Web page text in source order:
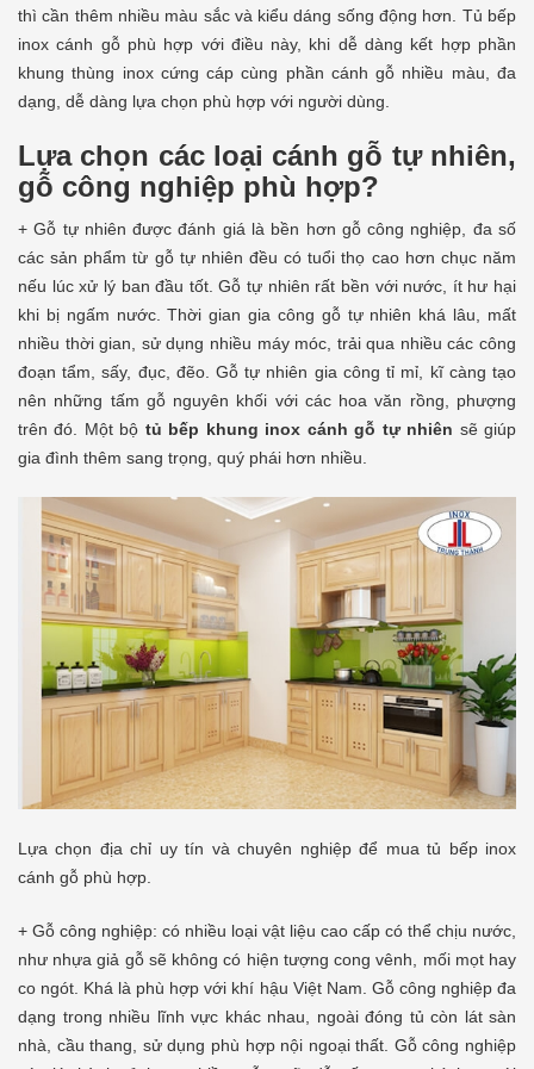
thì cần thêm nhiều màu sắc và kiểu dáng sống động hơn. Tủ bếp
inox cánh gỗ phù hợp với điều này, khi dễ dàng kết hợp phần
khung thùng inox cứng cáp cùng phần cánh gỗ nhiều màu, đa
dạng, dễ dàng lựa chọn phù hợp với người dùng.
Lựa chọn các loại cánh gỗ tự nhiên,
gỗ công nghiệp phù hợp?
+ Gỗ tự nhiên được đánh giá là bền hơn gỗ công nghiệp, đa số
các sản phẩm từ gỗ tự nhiên đều có tuổi thọ cao hơn chục năm
nếu lúc xử lý ban đầu tốt. Gỗ tự nhiên rất bền với nước, ít hư hại
khi bị ngấm nước. Thời gian gia công gỗ tự nhiên khá lâu, mất
nhiều thời gian, sử dụng nhiều máy móc, trải qua nhiều các công
đoạn tẩm, sấy, đục, đẽo. Gỗ tự nhiên gia công tỉ mỉ, kĩ càng tạo
nên những tấm gỗ nguyên khối với các hoa văn rồng, phượng
trên đó. Một bộ tủ bếp khung inox cánh gỗ tự nhiên sẽ giúp
gia đình thêm sang trọng, quý phái hơn nhiều.
Lựa chọn địa chỉ uy tín và chuyên nghiệp để mua tủ bếp inox
cánh gỗ phù hợp.
+ Gỗ công nghiệp: có nhiều loại vật liệu cao cấp có thể chịu nước,
như nhựa giả gỗ sẽ không có hiện tượng cong vênh, mối mọt hay
co ngót. Khá là phù hợp với khí hậu Việt Nam. Gỗ công nghiệp đa
dạng trong nhiều lĩnh vực khác nhau, ngoài đóng tủ còn lát sàn
nhà, cầu thang, sử dụng phù hợp nội ngoại thất. Gỗ công nghiệp